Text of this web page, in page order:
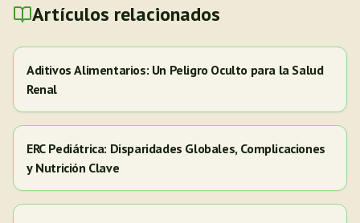
Artículos relacionados
Aditivos Alimentarios: Un Peligro Oculto para la Salud
Renal
ERC Pediátrica: Disparidades Globales, Complicaciones
y Nutrición Clave